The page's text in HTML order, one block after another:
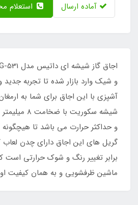
آماده ارسال
و شیک وارد بازار شده تا تجربه
آشپزی با این اجاق برای شما به
شیشه سکوریت
و حداکثر حرارت می باشد تا هیچگونه
گریل های این اجاق دارای چدن لعاب
برابر تغییر رنگ و شوک حرارتی
ماشین ظرفشویی و به همان کیفیت